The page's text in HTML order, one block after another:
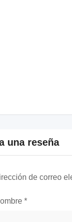
una reseña
de correo
*